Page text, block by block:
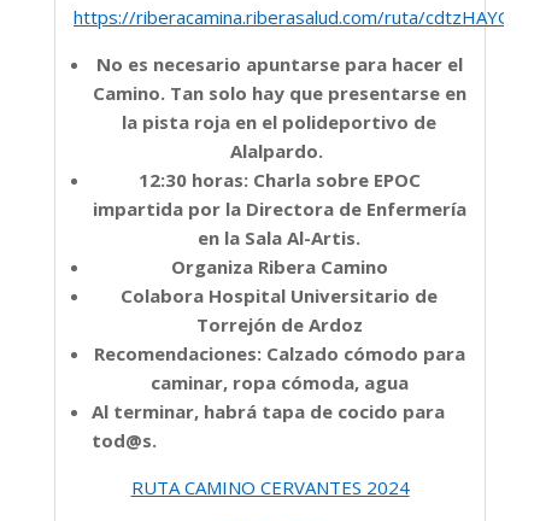
https://riberacamina.riberasalud.com/ruta/
No es necesario apuntarse para hacer el
Camino. Tan solo hay que presentarse en
la pista roja en el polideportivo de
Alalpardo.
12:30 horas: Charla sobre EPOC
impartida por la Directora de Enfermería
en la Sala Al-Artis.
Organiza Ribera Camino
Colabora Hospital Universitario de
Torrejón de Ardoz
Recomendaciones: Calzado cómodo para
caminar, ropa cómoda, agua
Al terminar, habrá tapa de cocido para
tod@s.
RUTA CAMINO CERVANTES 2024